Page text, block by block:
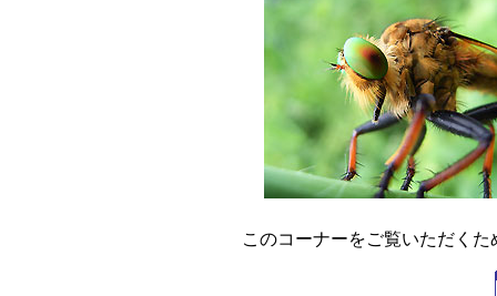
このコーナーをご覧いただくた